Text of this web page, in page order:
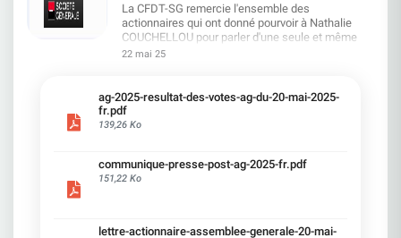
La CFDT-SG remercie l'ensemble des
actionnaires qui ont donné pourvoir à Nathalie
COUCHELLOU pour parler d'une seule et même
voix.L'assemblée Générale s'est ouverte avec 4
souligné la forte amélioration en 2024 de tous les
facteurs financiers et le premier trimestre 2025
encourageant.Le Directeur Général, Slawomir
solide. Etre une banque simple et intégrée. Etre
une banque efficace. Etre une banque rentable. Le
22 mai 25
ag-2025-resultat-des-votes-ag-du-20-mai-2025-
fr.pdf
139,26 Ko
communique-presse-post-ag-2025-fr.pdf
151,22 Ko
lettre-actionnaire-assemblee-generale-20-mai-